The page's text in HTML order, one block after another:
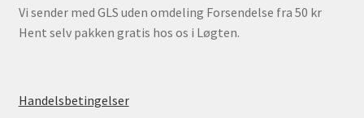
Vi sender med GLS uden omdeling Forsendelse fra 50 kr
Hent selv pakken gratis hos os i Løgten.
Handelsbetingelser